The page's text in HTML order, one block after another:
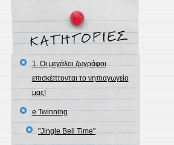
1. Oι μεγάλοι ζωγράφοι
επισκέπτονται το νηπιαγωγείο
μας!
e Twinning
"Jingle Bell Time"